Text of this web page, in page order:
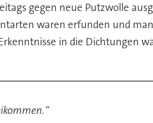
gegen neue Putzwolle
waren erfunden und
in die Dichtungen